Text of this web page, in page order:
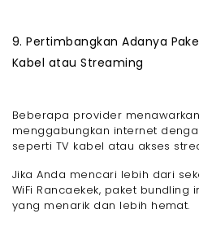
9. Pertimbangkan Adanya
Kabel atau Streaming
Beberapa provider
menggabungkan internet
seperti TV kabel atau akses
Jika Anda mencari lebih dari
WiFi Rancaekek, paket bundling
yang menarik dan lebih hemat.